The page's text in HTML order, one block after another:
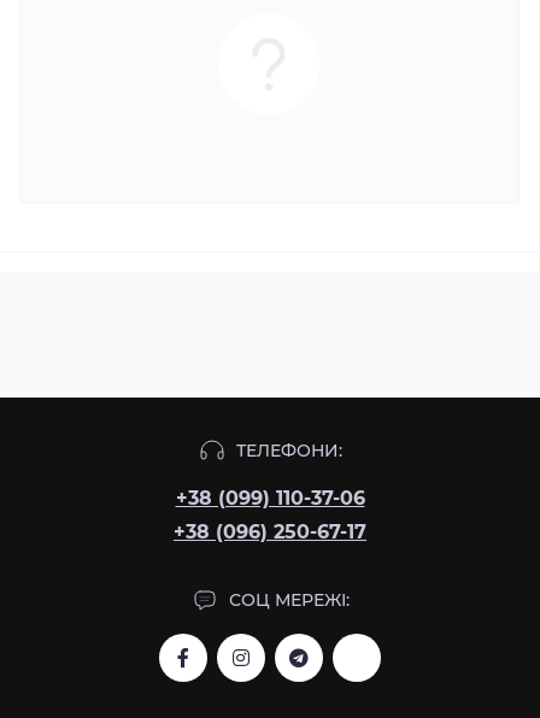
ТЕЛЕФОНИ:
+38 (099) 110-37-06
+38 (096) 250-67-17
СОЦ МЕРЕЖІ: